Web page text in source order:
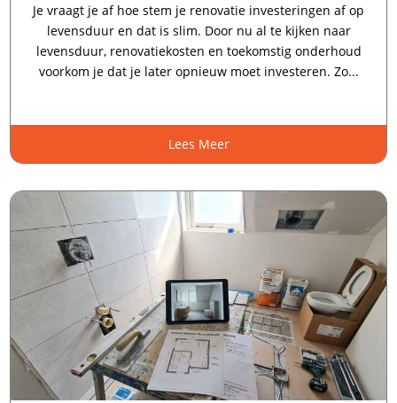
Je vraagt je af hoe stem je renovatie investeringen af op
levensduur en dat is slim.​ Door nu al te kijken naar
levensduur, renovatiekosten en toekomstig onderhoud
voorkom je dat je later opnieuw moet investeren.​ Zo...
Lees Meer